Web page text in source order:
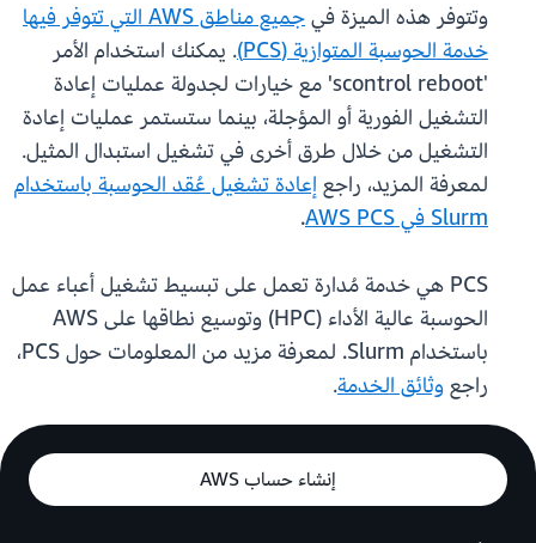
وتتوفر هذه الميزة في
جميع مناطق AWS التي تتوفر فيها
خدمة الحوسبة المتوازية (PCS)
. يمكنك استخدام الأمر
'scontrol reboot' مع خيارات لجدولة عمليات إعادة
التشغيل الفورية أو المؤجلة، بينما ستستمر عمليات إعادة
التشغيل من خلال طرق أخرى في تشغيل استبدال المثيل.
لمعرفة المزيد، راجع إعادة تشغيل عُقد الحوسبة باستخدام
Slurm في AWS PCS
.
PCS هي خدمة مُدارة تعمل على تبسيط تشغيل أعباء عمل
الحوسبة عالية الأداء (HPC) وتوسيع نطاقها على AWS
باستخدام Slurm. لمعرفة مزيد من المعلومات حول PCS،
راجعوثائق الخدمة.
إنشاء حساب AWS